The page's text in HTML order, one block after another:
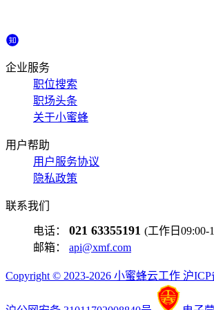
企业服务
职位搜索
职场头条
关于小蜜蜂
用户帮助
用户服务协议
隐私政策
联系我们
电话： 021 63355191 (工作日09:00-
邮箱： api@xmf.com
Copyright © 2023-2026 小蜜蜂云工作 沪ICP